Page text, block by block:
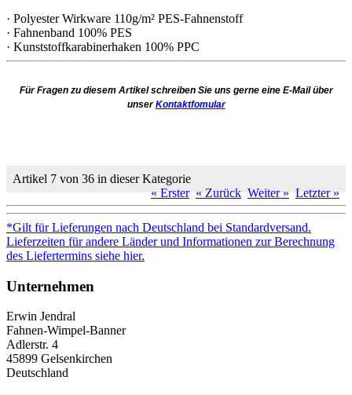
· Polyester Wirkware 110g/m² PES-Fahnenstoff
· Fahnenband 100% PES
· Kunststoffkarabinerhaken 100% PPC
Für Fragen zu diesem Artikel schreiben Sie uns gerne eine E-Mail über
unserKontaktfomular
Artikel 7 von 36 in dieser Kategorie
« Erster « Zurück Weiter » Letzter »
*Gilt für Lieferungen nach Deutschland bei Standardversand.
Lieferzeiten für andere Länder und Informationen zur Berechnung
des Liefertermins siehe hier.
Unternehmen
Erwin Jendral
Fahnen-Wimpel-Banner
Adlerstr. 4
45899 Gelsenkirchen
Deutschland